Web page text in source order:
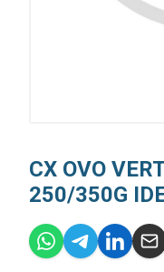
CX OVO
250/350G